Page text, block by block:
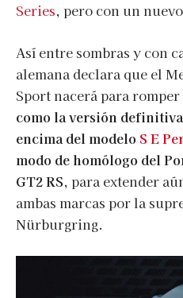
Series, pero con un
Así entre sombras y con
alemana declara que el
Sport nacerá para
como la versión
encima del modelo S E
modo de homólogo del
GT2 RS, para extender
ambas marcas por la
Nürburgring.